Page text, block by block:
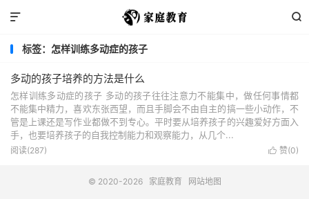


标签：怎样训练多动症的孩子
多动的孩子培养的方法是什么
怎样训练多动症的孩子 多动的孩子往往注意力不能集中，做任何事情都
不能集中精力，喜欢东张西望，而且手脚会不由自主的搞一些小动作，不
管是上课还是写作业都做不到专心。平时要从培养孩子的兴趣爱好方面入
手，也要培养孩子的自我控制能力和观察能力，从几个...
 赞(0)
阅读(287)
© 2020-2026 家庭教育 网站地图